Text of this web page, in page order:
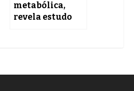
metabólica,
revela estudo